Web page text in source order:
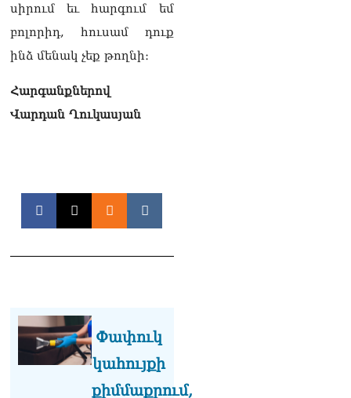
սիրում եւ հարգում եմ
բոլորիդ, հուսամ դուք
ինձ մենակ չեք թողնի։
Հարգանքներով
Վարդան Ղուկասյան
Փափուկ
կահույքի
քիմմաքրում,